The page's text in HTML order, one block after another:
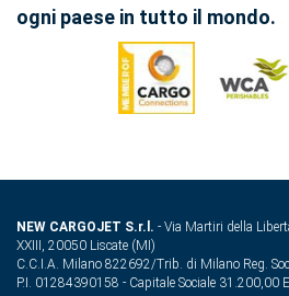
ogni paese in tutto il mondo.
NEW CARGOJET S.r.l. - Via Martiri della
XXIII, 20050 Liscate (MI)
C.C.I.A. Milano 822692/Trib. di Milano Reg.
P.I. 01284390158 - Capitale Sociale 31.200,00